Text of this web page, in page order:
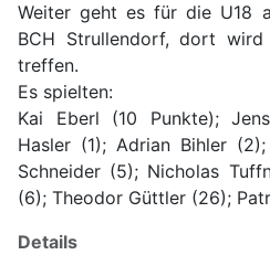
Weiter geht es für die U18
BCH Strullendorf, dort
treffen.
Es spielten:
Kai Eberl (10 Punkte);
Hasler (1); Adrian Bihler
Schneider (5); Nicholas
(6); Theodor Güttler (26);
Details